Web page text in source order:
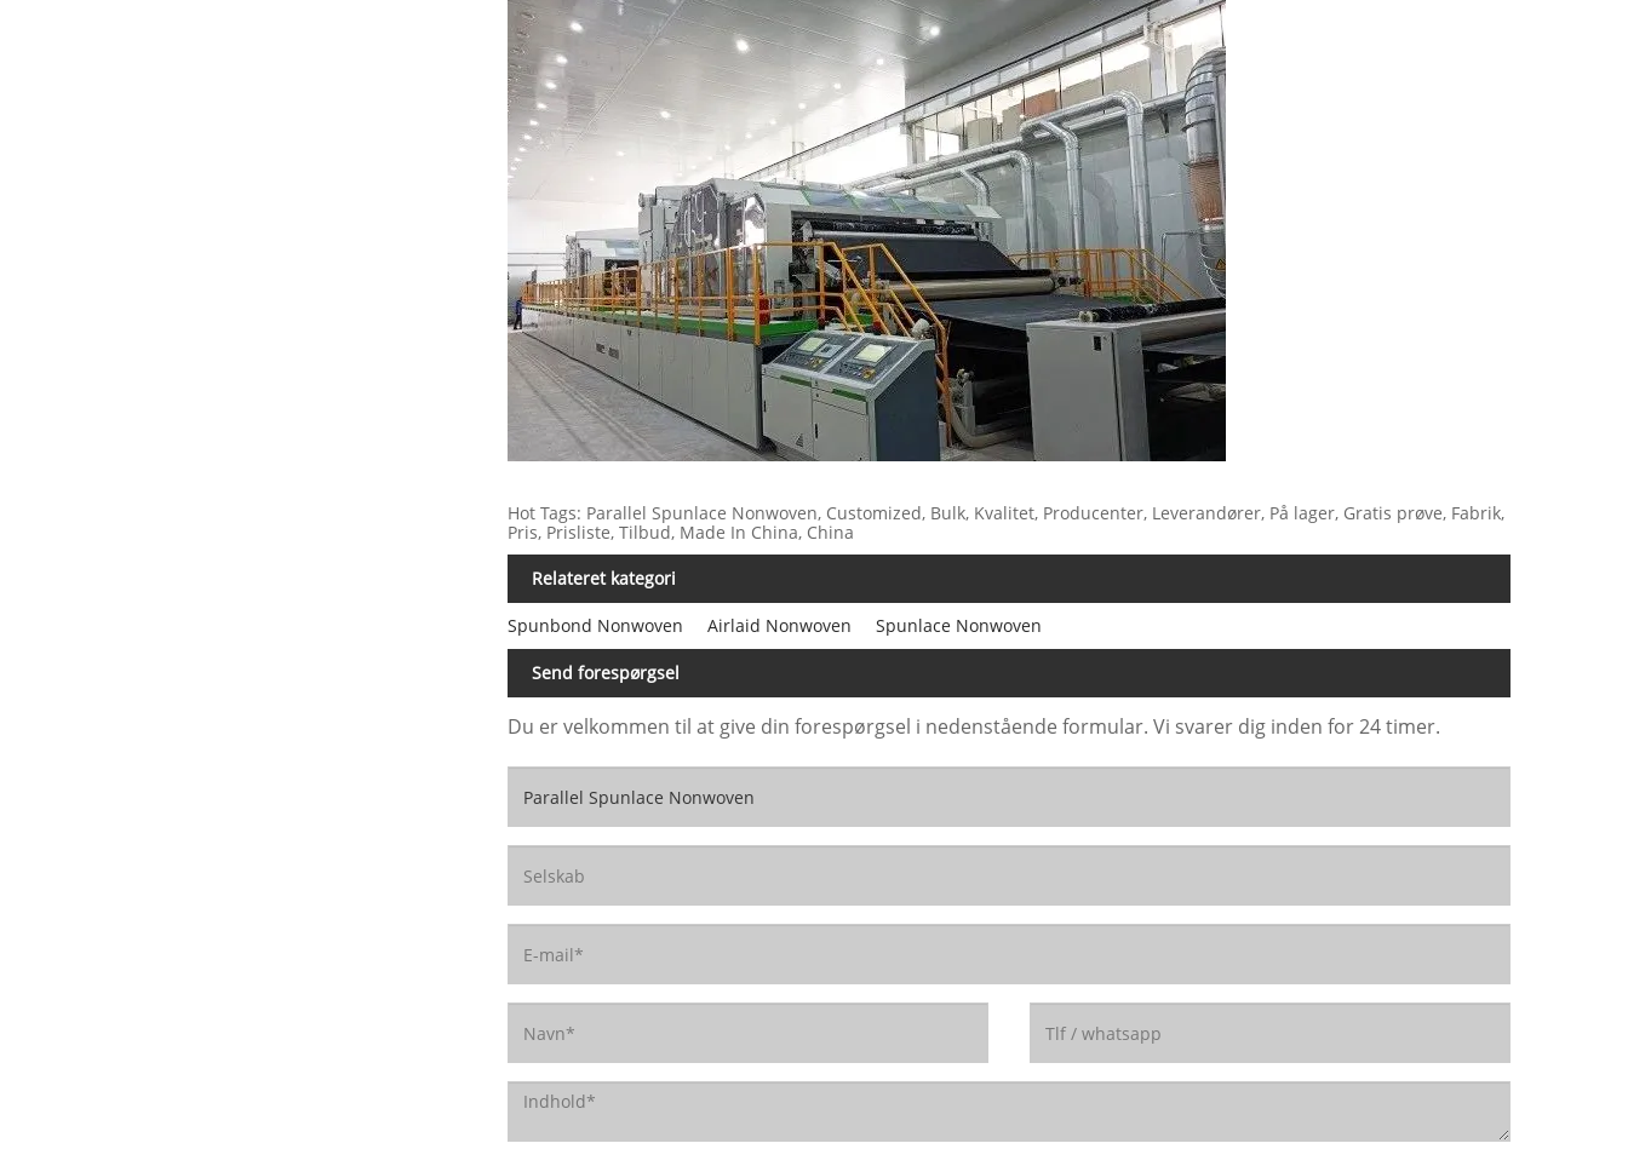
Hot Tags: Parallel Spunlace Nonwoven, Customized, Bulk, Kvalitet, Producenter, Leverandører, På lager, Gratis prøve, Fabrik,
Pris, Prisliste, Tilbud, Made In China, China
Relateret kategori
Spunbond Nonwoven Airlaid Nonwoven Spunlace Nonwoven
Send forespørgsel
Du er velkommen til at give din forespørgsel i nedenstående formular. Vi svarer dig inden for 24 timer.